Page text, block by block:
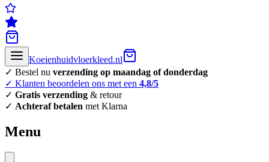
Koeienhuidvloerkleed.nl
✓ Bestel nu verzending op maandag of donderdag
✓ Klanten beoordelen ons met een 4,8/5
✓ Gratis verzending & retour
✓ Achteraf betalen met Klarna
Menu